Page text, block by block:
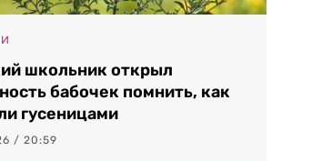
школьник открыл
бабочек помнить, как
гусеницами
/ 20:59